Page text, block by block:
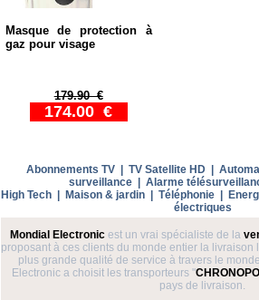
Masque de protection à
gaz pour visage
179.90 €
174.00 €
Abonnements TV| TV Satellite HD|
surveillance| Alarme
High Tech| Maison & jardin| Téléphonie|
électriques
Mondial Electronicest un vrai spécialiste de la
proposant à ces clients du monde entier la livraison
plus grande qualité de service à travers le
Electronic a choisit les transporteurs "
pays de livraison.